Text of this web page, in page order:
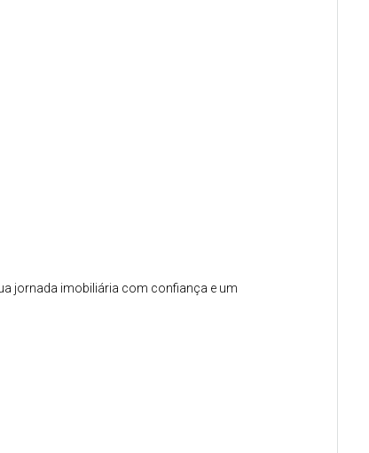
jornada imobiliária com confiança e um